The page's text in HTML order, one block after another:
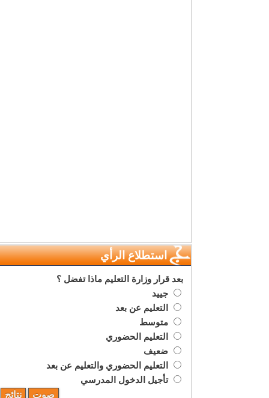
استطلاع الرأي
بعد قرار وزارة التعليم ماذا تفضل ؟
جييد
التعليم عن بعد
متوسط
التعليم الحضوري
ضعيف
التعليم الحضوري والتعليم عن بعد
تأجيل الدخول المدرسي